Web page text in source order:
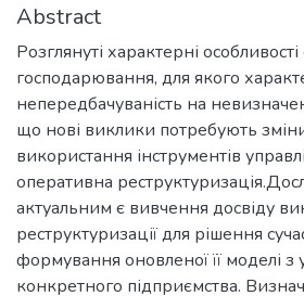
Abstract
Розглянуті характерні
господарювання, для якого
непередбачуваність на
що нові виклики потребують
використання інструментів
оперативна
актуальним є вивчення досвіду
реструктуризації для рішення
формування оновленої її моделі
конкретного підприємства.